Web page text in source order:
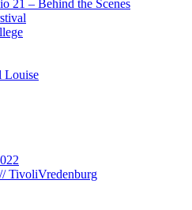
21 – Behind the Scenes
Louise
TivoliVredenburg